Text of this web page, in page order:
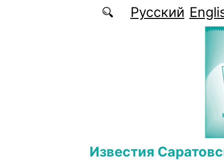
Перейти к основному содержаниюРусский
Известия